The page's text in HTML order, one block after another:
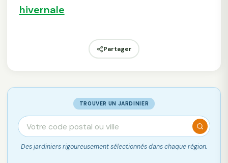
hivernale
Partager
TROUVER UN JARDINIER
Des jardiniers rigoureusement sélectionnés dans chaque région.